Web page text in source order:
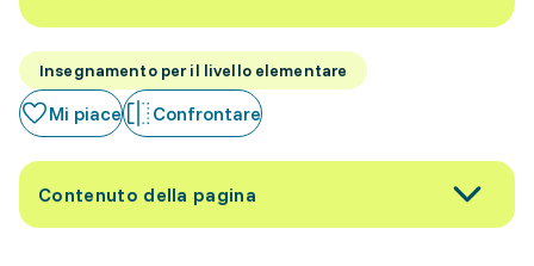
Insegnamento per il livello elementare
Mi piace Confrontare
Contenuto della pagina